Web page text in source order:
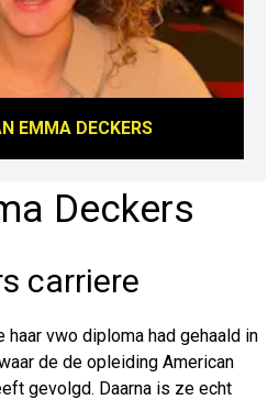
Deckers
carriere
haar vwo diploma had gehaald in
de de opleiding American
gevolgd. Daarna is ze echt
EMMA DECKERS